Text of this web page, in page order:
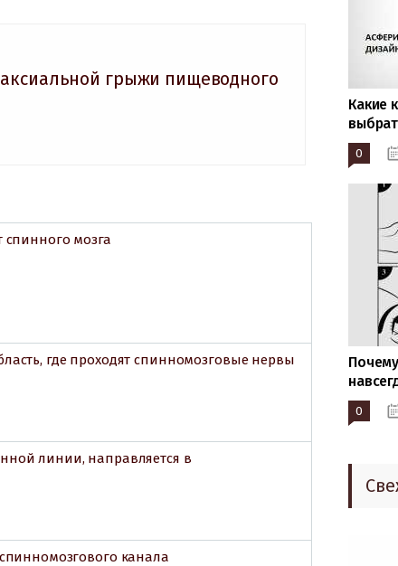
грыжи пищеводного
спинного мозга
где проходят спинномозговые нервы
линии, направляется в
канала
Какие
0
0